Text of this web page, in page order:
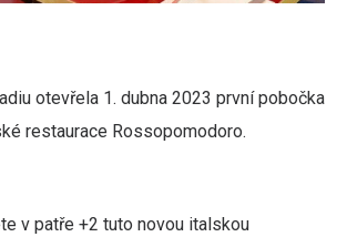
otevřela 1. dubna 2023 první pobočka
restaurace Rossopomodoro.
v patře +2 tuto novou italskou